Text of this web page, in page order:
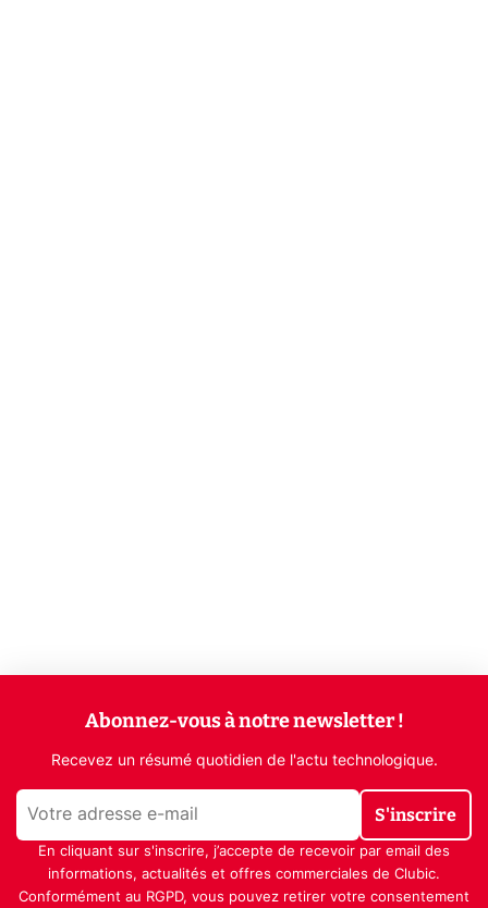
Abonnez-vous à notre newsletter !
Recevez un résumé quotidien de l'actu technologique.
S'inscrire
En cliquant sur s'inscrire, j’accepte de recevoir par email des
informations, actualités et offres commerciales de Clubic.
Conformément au RGPD, vous pouvez retirer votre consentement